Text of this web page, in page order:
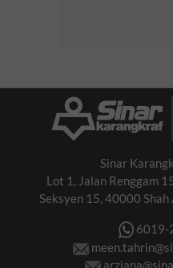
Sinar
Lot 1, Jalan Renggam
Seksyen 15, 40000
6019-